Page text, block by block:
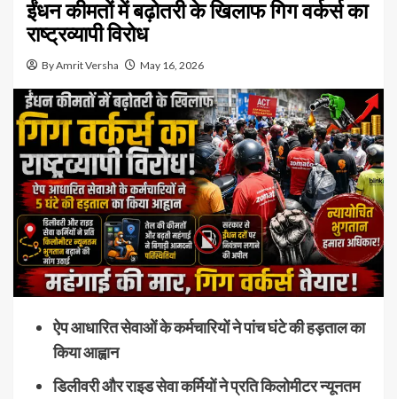
ईंधन कीमतों में बढ़ोतरी के खिलाफ गिग वर्कर्स का
राष्ट्रव्यापी विरोध
By Amrit Versha May 16, 2026
ऐप आधारित सेवाओं के कर्मचारियों ने पांच घंटे की हड़ताल का
किया आह्वान
डिलीवरी और राइड सेवा कर्मियों ने प्रति किलोमीटर न्यूनतम